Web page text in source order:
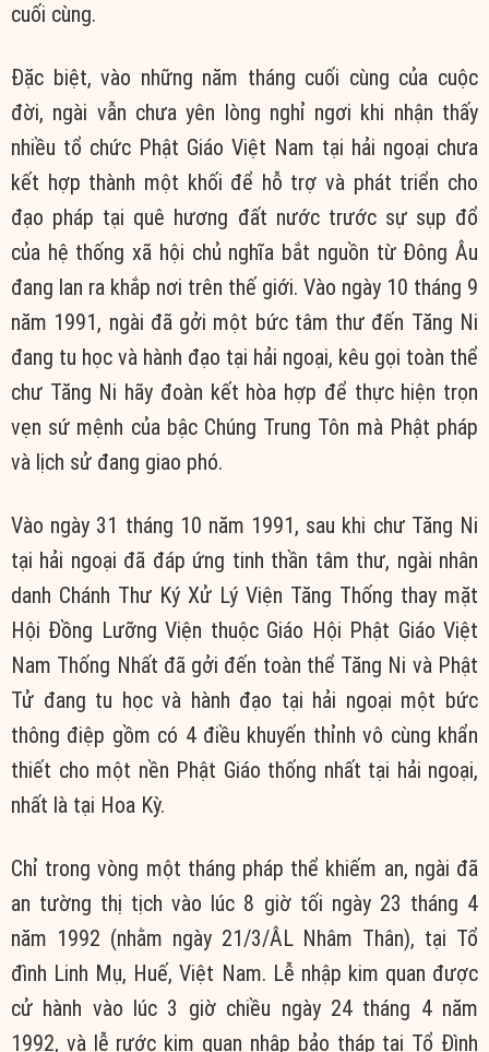
cuối cùng.
Đặc biệt, vào những năm tháng cuối cùng của cuộc
đời, ngài vẫn chưa yên lòng nghỉ ngơi khi nhận thấy
nhiều tổ chức Phật Giáo Việt Nam tại hải ngoại chưa
kết hợp thành một khối để hỗ trợ và phát triển cho
đạo pháp tại quê hương đất nước trước sự sụp đổ
của hệ thống xã hội chủ nghĩa bắt nguồn từ Đông Âu
đang lan ra khắp nơi trên thế giới. Vào ngày 10 tháng 9
năm 1991, ngài đã gởi một bức tâm thư đến Tăng Ni
đang tu học và hành đạo tại hải ngoại, kêu gọi toàn thể
chư Tăng Ni hãy đoàn kết hòa hợp để thực hiện trọn
vẹn sứ mệnh của bậc Chúng Trung Tôn mà Phật pháp
và lịch sử đang giao phó.
Vào ngày 31 tháng 10 năm 1991, sau khi chư Tăng Ni
tại hải ngoại đã đáp ứng tinh thần tâm thư, ngài nhân
danh Chánh Thư Ký Xử Lý Viện Tăng Thống thay mặt
Hội Đồng Lưỡng Viện thuộc Giáo Hội Phật Giáo Việt
Nam Thống Nhất đã gởi đến toàn thể Tăng Ni và Phật
Tử đang tu học và hành đạo tại hải ngoại một bức
thông điệp gồm có 4 điều khuyến thỉnh vô cùng khẩn
thiết cho một nền Phật Giáo thống nhất tại hải ngoại,
nhất là tại Hoa Kỳ.
Chỉ trong vòng một tháng pháp thể khiếm an, ngài đã
an tường thị tịch vào lúc 8 giờ tối ngày 23 tháng 4
năm 1992 (nhằm ngày 21/3/ÂL Nhâm Thân), tại Tổ
đình Linh Mụ, Huế, Việt Nam. Lễ nhập kim quan được
cử hành vào lúc 3 giờ chiều ngày 24 tháng 4 năm
1992, và lễ rước kim quan nhập bảo tháp tại Tổ Đình